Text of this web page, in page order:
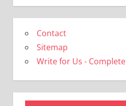
Contact
Sitemap
Write for Us -